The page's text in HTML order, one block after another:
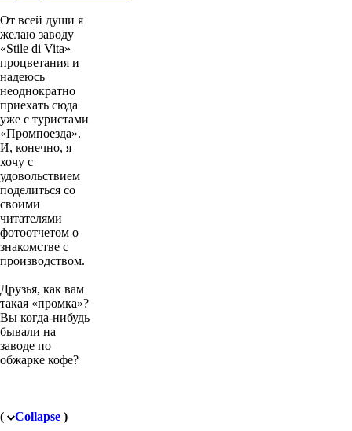
От всей души я
желаю заводу
«Stile di Vita»
процветания и
надеюсь
неоднократно
приехать сюда
уже с туристами
«Промпоезда».
И, конечно, я
хочу с
удовольствием
поделиться со
своими
читателями
фотоотчетом о
знакомстве с
производством.
Друзья, как вам
такая «промка»?
Вы когда-нибудь
бывали на
заводе по
обжарке кофе?
( Collapse )